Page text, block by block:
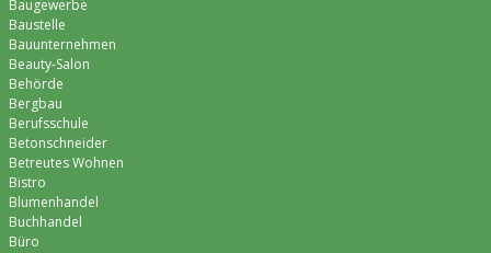
Baugewerbe
Baustelle
Bauunternehmen
Beauty-Salon
Behörde
Bergbau
Berufsschule
Betonschneider
Betreutes Wohnen
Bistro
Blumenhandel
Buchhandel
Büro